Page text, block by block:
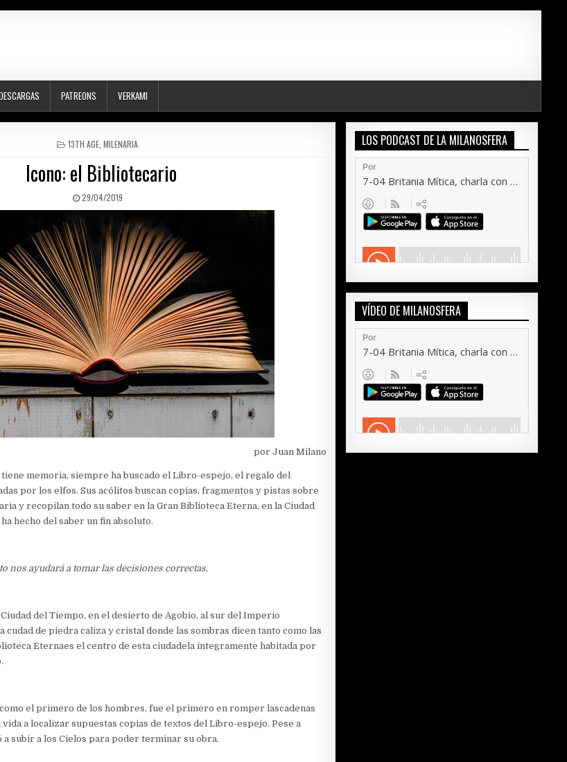
PATREONS VERKAMI
POSTED
IN
13TH AGE ,MILENARIA
Icono: el Bibliotecario
PUBLISHED
DATE:
29/04/2019
por Juan Milano
memoria, siempre ha buscado el Libro-espejo, el regalo del
por los elfos. Sus acólitos buscan copias, fragmentos y pistas sobre
y recopilan todo su saber en la Gran Biblioteca Eterna, en la Ciudad
hecho del saber un fin absoluto.
nos ayudará a tomar las decisiones correctas.
del Tiempo, en el desierto de Agobio, al sur del Imperio
cudad de piedra caliza y cristal donde las sombras dicen tanto como las
Eternaes el centro de esta ciudadela íntegramente habitada por
el primero de los hombres, fue el primero en romper lascadenas
vida a localizar supuestas copias de textos del Libro-espejo. Pese a
subir a los Cielos para poder terminar su obra.
LOS PODCAST DE LA MILANOSFERA
VÍDEO DE MILANOSFERA